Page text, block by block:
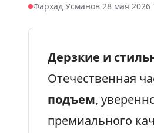
Фархад Усманов·28 мая 2026
Дерзкие и
Отечественная
подъем,
премиального